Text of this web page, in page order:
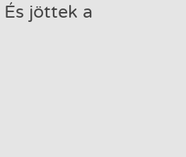
jöttek a